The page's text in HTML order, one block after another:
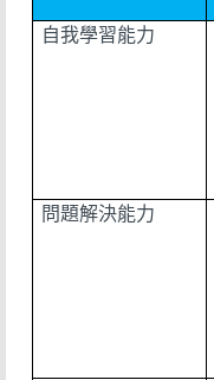
自我學習能力
問題解決能力